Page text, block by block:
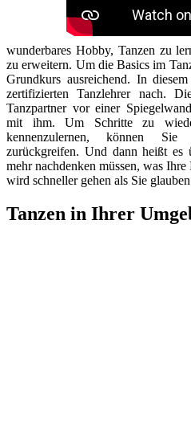
wunderbares Hobby, Tanzen zu
zu erweitern. Um die Basics im
Grundkurs ausreichend. In
zertifizierten Tanzlehrer nach.
Tanzpartner vor einer
mit ihm. Um Schritte zu
kennenzulernen, können
zurückgreifen. Und dann heißt es
mehr nachdenken müssen, was
wird schneller gehen als Sie
Tanzen in Ihrer